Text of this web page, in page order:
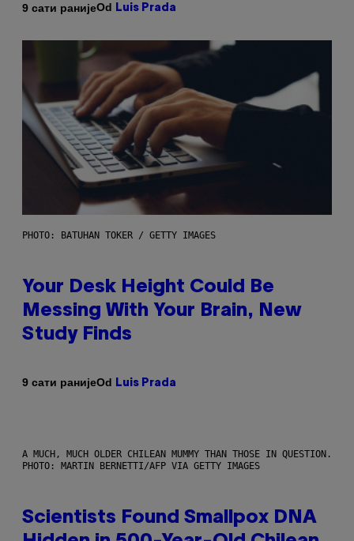
9 сати ранијеOd Luis Prada
PHOTO: BATUHAN TOKER / GETTY IMAGES
Your Desk Height Could Be
Messing With Your Brain, New
Study Finds
9 сати ранијеOd Luis Prada
A MUCH, MUCH OLDER CHILEAN MUMMY THAN THOSE IN QUESTION.
PHOTO: MARTIN BERNETTI/AFP VIA GETTY IMAGES
Scientists Found Smallpox DNA